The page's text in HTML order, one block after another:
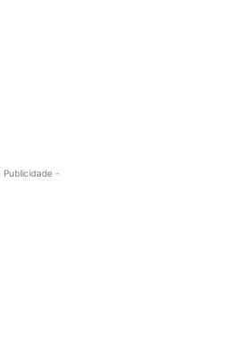
Publicidade -